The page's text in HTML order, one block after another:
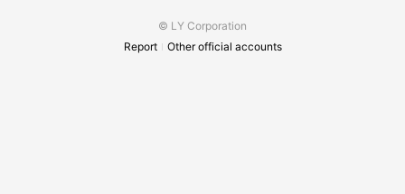
© LY Corporation
Report
Other official accounts